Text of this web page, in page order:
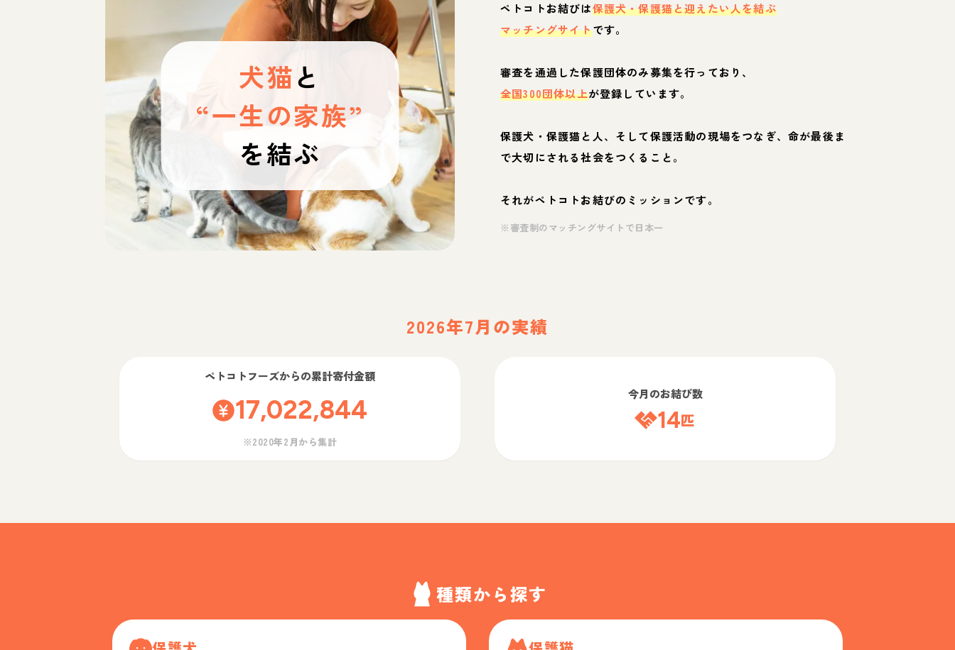
犬猫と
“一生の家族”
を結ぶ
ペトコトお結びは保護犬・保護猫と迎えたい人を結ぶ
マッチングサイトです。
審査を通過した保護団体のみ募集を行っており、
全国300団体以上が登録しています。
保護犬・保護猫と人、そして保護活動の現場をつなぎ、命が最後ま
で大切にされる社会をつくること。
それがペトコトお結びのミッションです。
※審査制のマッチングサイトで日本一
2026年7月の実績
ペトコトフーズからの累計寄付金額
17,022,844
※2020年2月から集計
今月のお結び数
14匹
種類から探す